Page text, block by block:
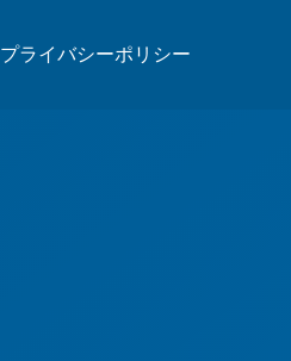
プライバシーポリシー